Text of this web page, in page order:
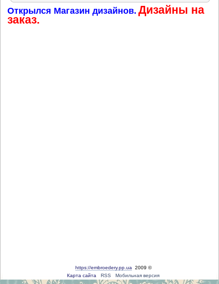
Открылся Магазин дизайнов. Дизайны на
заказ.
https://embroedery.pp.ua 2009 ©
Карта сайта
RSS Мобильная версия